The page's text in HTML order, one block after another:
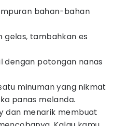
bahan-bahan
gelas, tambahkan es
dengan potongan nanas
minuman yang nikmat
panas melanda.
dan menarik membuat